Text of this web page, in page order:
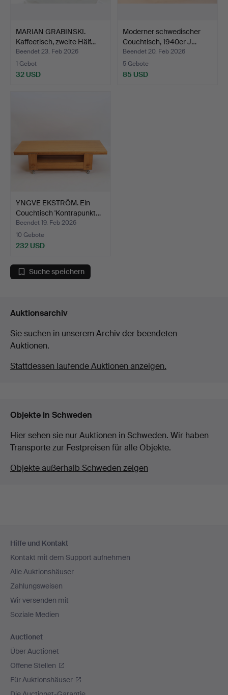
MARIAN GRABINSKI.
Kaffeetisch, zweite Hälf…
Beendet 23. Feb 2026
1 Gebot
32 USD
Moderner schwedischer
Couchtisch, 1940er J…
Beendet 20. Feb 2026
5 Gebote
85 USD
YNGVE EKSTRÖM. Ein
Couchtisch 'Kontrapunkt…
Beendet 19. Feb 2026
10 Gebote
232 USD
Suche speichern
Auktionsarchiv
Sie suchen in unserem Archiv der beendeten
Auktionen.
Stattdessen laufende Auktionen anzeigen.
Objekte in Schweden
Hier sehen sie nur Auktionen in Schweden. Wir haben
Transporte zur Festpreisen für alle Objekte.
Objekte außerhalb Schweden zeigen
Navigation
Hilfe und Kontakt
Kontakt mit dem Support aufnehmen
Alle Auktionshäuser
Zahlungsweisen
Wir versenden mit
Soziale Medien
Auctionet
Über Auctionet
Offene Stellen
Für Auktionshäuser